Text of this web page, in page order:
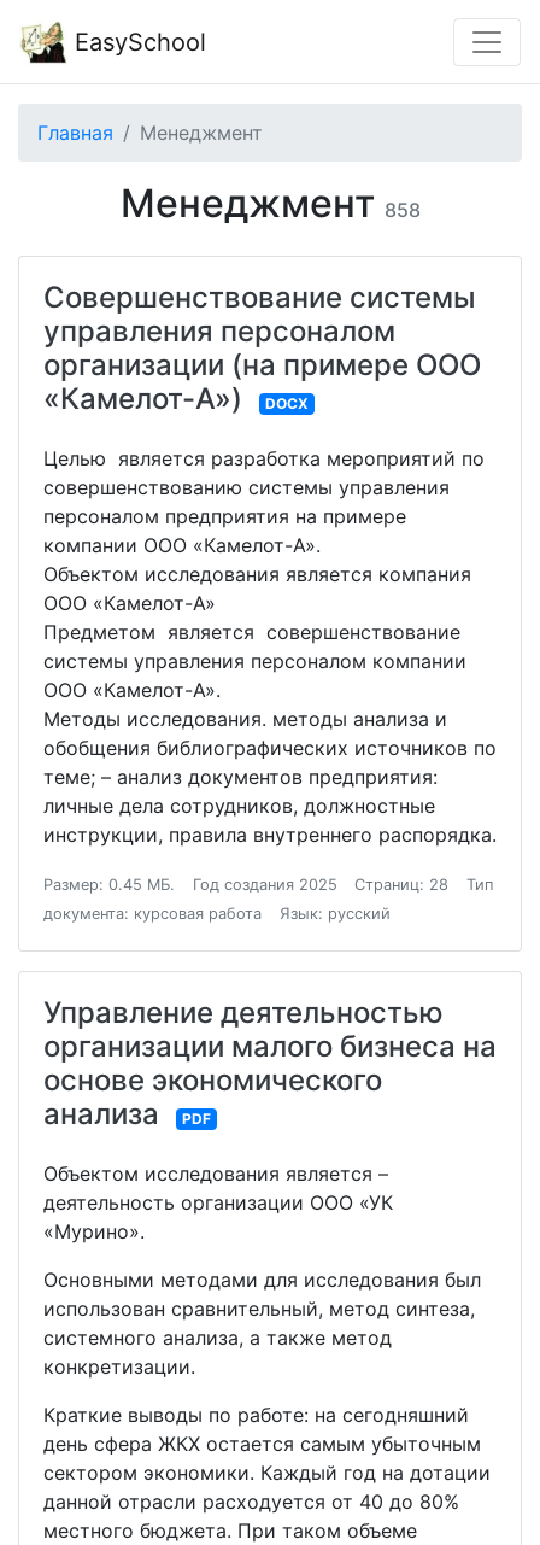
EasySchool
Главная Менеджмент
Менеджмент 858
Совершенствование системы
управления персоналом
организации (на примере ООО
«Камелот-А»)
DOCX
Целью является разработка мероприятий по
совершенствованию системы управления
персоналом предприятия на примере
компании ООО «Камелот-А».
Объектом исследования является компания
ООО «Камелот-А»
Предметом является совершенствование
системы управления персоналом компании
ООО «Камелот-А».
Методы исследования. методы анализа и
обобщения библиографических источников по
теме; – анализ документов предприятия:
личные дела сотрудников, должностные
инструкции, правила внутреннего распорядка.
Размер: 0.45 МБ. Год создания 2025 Страниц: 28
Тип
документа: курсовая работа
Язык: русский
Управление деятельностью
организации малого бизнеса на
основе экономического
анализа
PDF
Объектом исследования является –
деятельность организации ООО «УК
«Мурино».
Основными методами для исследования был
использован сравнительный, метод синтеза,
системного анализа, а также метод
конкретизации.
Краткие выводы по работе: на сегодняшний
день сфера ЖКХ остается самым убыточным
сектором экономики. Каждый год на дотации
данной отрасли расходуется от 40 до 80%
местного бюджета. При таком объеме